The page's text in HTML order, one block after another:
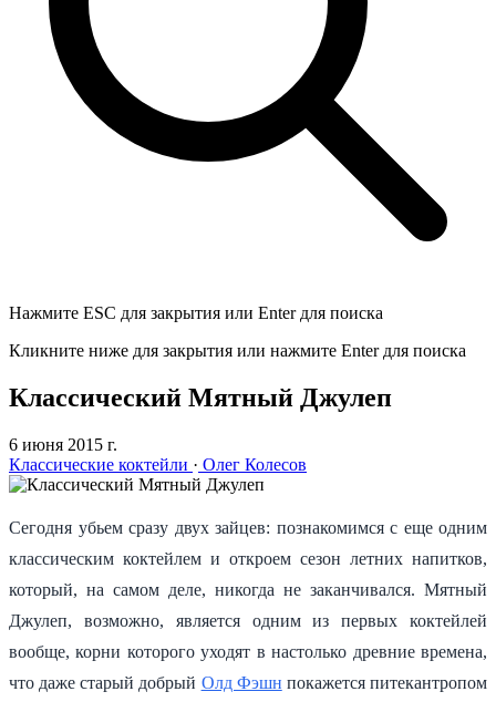
Нажмите ESC для закрытия или Enter для поиска
Кликните ниже для закрытия или нажмите Enter для поиска
Классический Мятный Джулеп
6 июня 2015 г.
Классические коктейли · Олег Колесов
Сегодня убьем сразу двух зайцев: познакомимся с еще одним
классическим коктейлем и откроем сезон летних напитков,
который, на самом деле, никогда не заканчивался. Мятный
Джулеп, возможно, является одним из первых коктейлей
вообще, корни которого уходят в настолько древние времена,
что даже старый добрый Олд Фэшн покажется питекантропом